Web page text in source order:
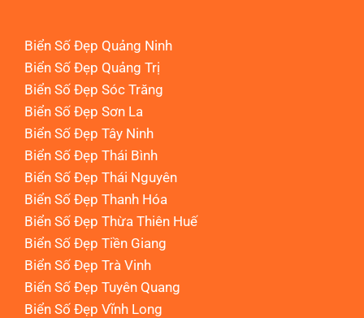
Biển Số Đẹp Quảng Ninh
Biển Số Đẹp Quảng Trị
Biển Số Đẹp Sóc Trăng
Biển Số Đẹp Sơn La
Biển Số Đẹp Tây Ninh
Biển Số Đẹp Thái Bình
Biển Số Đẹp Thái Nguyên
Biển Số Đẹp Thanh Hóa
Biển Số Đẹp Thừa Thiên Huế
Biển Số Đẹp Tiền Giang
Biển Số Đẹp Trà Vinh
Biển Số Đẹp Tuyên Quang
Biển Số Đẹp Vĩnh Long